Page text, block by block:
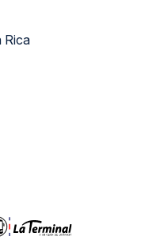
La terminal Costa Rica